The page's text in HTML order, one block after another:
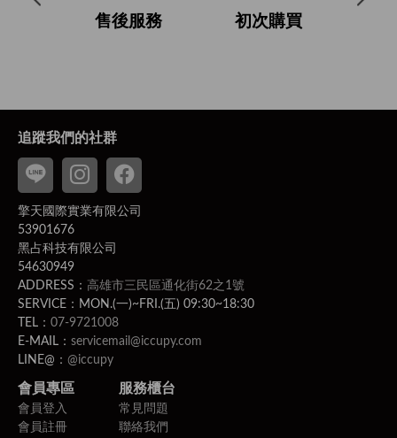
售後服務 初次購買
追蹤我們的社群
擎天國際實業有限公司
53901676
黑占科技有限公司
54630949
ADDRESS： 高雄市三民區通化街62之1號
SERVICE：MON.(一)~FRI.(五) 09:30~18:30
TEL： 07-9721008
E-MAIL： servicemail@iccupy.com
LINE@： @iccupy
會員專區
會員登入
會員註冊
服務櫃台
常見問題
聯絡我們